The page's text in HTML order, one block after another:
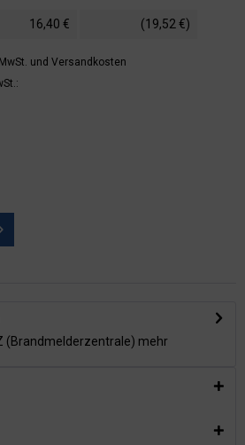
16,40 € (19,52 €)
und Versandkosten
(Brandmelderzentrale) mehr